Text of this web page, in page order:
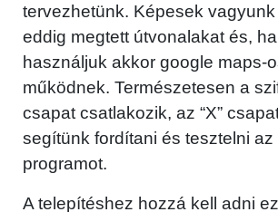
tervezhetünk. Képesek
eddig megtett útvonalakat és,
használjuk akkor google maps-
működnek. Természetesen a
csapat csatlakozik, az “X”
segítünk fordítani és tesztelni az
programot.
A telepítéshez hozzá kell adni